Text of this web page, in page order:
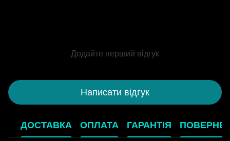
Додайте перший відгук
Написати відгук
ДОСТАВКА ОПЛАТА ГАРАНТІЯ